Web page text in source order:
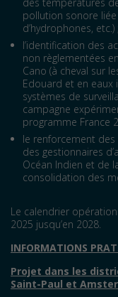
pollution sonore
d’hydrophones, etc.) ;
l’identification des
non règlementées
Cano (à cheval sur
Edouard et en eaux
systèmes de
campagne
programme France
le renforcement des
des gestionnaires
Océan Indien et de
consolidation des
Le calendrier
2025 jusqu’en 2028.
INFORMATIONS
Projet dans les
Saint-Paul et